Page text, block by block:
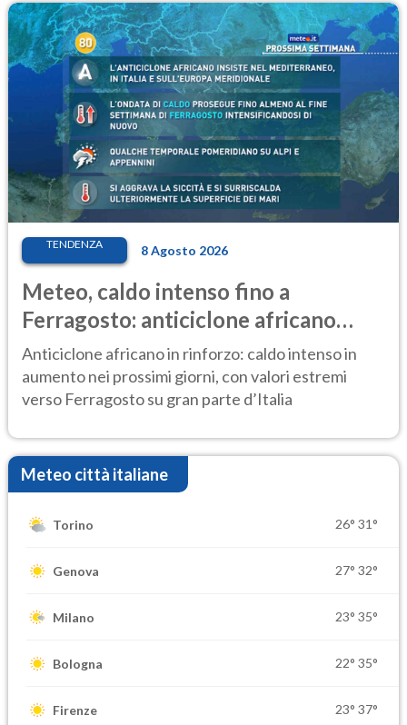
TENDENZA 8 Agosto 2026
Meteo, caldo intenso fino a
Ferragosto: anticiclone africano
ancora protagonista
Anticiclone africano in rinforzo: caldo intenso in
aumento nei prossimi giorni, con valori estremi
verso Ferragosto su gran parte d’Italia
Meteo città italiane
Torino 26° 31°
Genova 27° 32°
Milano 23° 35°
Bologna 22° 35°
Firenze 23° 37°